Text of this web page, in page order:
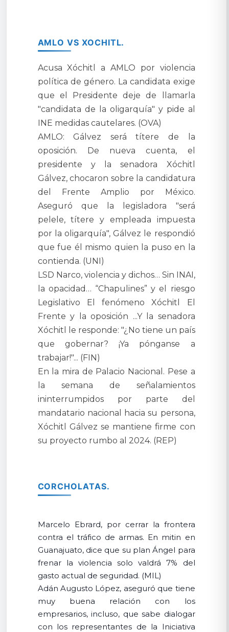
AMLO VS XOCHITL.
Acusa Xóchitl a AMLO por violencia
política de género. La candidata exige
que el Presidente deje de llamarla
"candidata de la oligarquía" y pide al
INE medidas cautelares. (OVA)
AMLO: Gálvez será títere de la
oposición. De nueva cuenta, el
presidente y la senadora Xóchitl
Gálvez, chocaron sobre la candidatura
del Frente Amplio por México.
Aseguró que la legisladora "será
pelele, títere y empleada impuesta
por la oligarquía", Gálvez le respondió
que fue él mismo quien la puso en la
contienda. (UNI)
LSD Narco, violencia y dichos… Sin INAI,
la opacidad… “Chapulines” y el riesgo
Legislativo El fenómeno Xóchitl El
Frente y la oposición ...Y la senadora
Xóchitl le responde: "¿No tiene un país
que gobernar? ¡Ya pónganse a
trabajar!"... (FIN)
En la mira de Palacio Nacional. Pese a
la semana de señalamientos
ininterrumpidos por parte del
mandatario nacional hacia su persona,
Xóchitl Gálvez se mantiene firme con
su proyecto rumbo al 2024. (REP)
CORCHOLATAS.
Marcelo Ebrard, por cerrar la frontera
contra el tráfico de armas. En mitin en
Guanajuato, dice que su plan Ángel para
frenar la violencia solo valdrá 7% del
gasto actual de seguridad. (MIL)
Adán Augusto López, aseguró que tiene
muy buena relación con los
empresarios, incluso, que sabe dialogar
con los representantes de la Iniciativa